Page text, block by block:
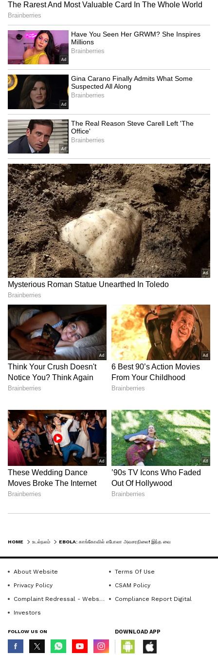
Image Credit :Getty
What is Ebola?
உலக சுகாதார அமைப்பு (WHO), எபோலா
என்பது மனிதர்களைத் தாக்கும் ஒரு
அரிதான ஆனால் கடுமையான வைரஸ்
நோயாகும். இது பெரும்பாலும் உயிரிழப்பை
ஏற்படுத்தக்கூடியது.
இந்த நோய், ஃபிலோவிரிடே (filoviridae)
குடும்பத்தின் ஆர்த்தோஎபோலா வைரஸ்
(Orthoebolavirus) குழுவைச் சேர்ந்த
வைரஸ்களால் ஏற்படுகிறது. விஞ்ஞானிகள்
இந்த வைரஸ்களில் ஆறு வெவ்வேறு
வகைகளைக் கண்டறிந்துள்ளனர். ஆனால்,
அவற்றில் மூன்று முக்கியமாக
மனிதர்களிடையே பெரிய அளவிலான
பரவலுக்கு காரணமாகின்றன. அவை:
எபோலா வைரஸ் (EBOV)
சூடான் வைரஸ் (SUDV)
புன்டிபுகியோ வைரஸ் (BDBV)
காங்கோவில் தற்போதைய பரவலுக்கு
புன்டிபுகியோ வைரஸ் தான் காரணம்.
எபோலா முதன்முதலில் 1976-ல்
இரண்டு பரவல்களின் போது தோன்றியது.
ஒரு பரவல் இன்றைய தெற்கு சூடானிலும்,
மற்றொன்று இன்றைய டெமாக்ரடிக்
ரிபப்ளிக் ஆஃப் காங்கோவில் உள்ள
யம்புக்கு என்ற இடத்திலும் ஏற்பட்டது.
இந்த நோய்க்கு சூட்டப்பட்டது.
HOME உடல்நலம்
About Website
Terms Of Use
Privacy Policy
CSAM Policy
Complaint Redressal - Website
Compliance Report Digital
Investors
FOLLOW US ON DOWNLOAD APP